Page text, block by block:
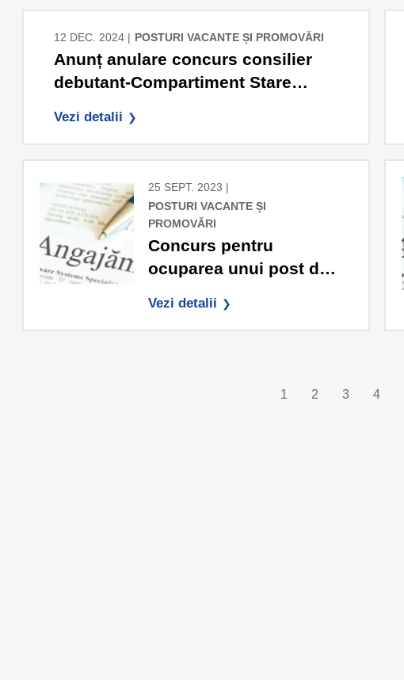
12 DEC. 2024 | POSTURI VACANTE ȘI PROMOVĂRI
Anunț anulare concurs consilier
debutant-Compartiment Stare
Vezi detalii
25 SEPT. 2023 |
POSTURI VACANTE ȘI
PROMOVĂRI
Concurs pentru
ocuparea unui post de
(Electrician), grad IV
Vezi detalii
1 2 3 4